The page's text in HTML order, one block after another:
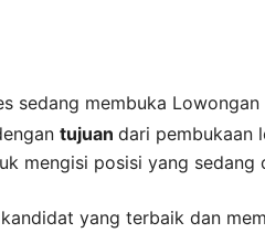
sedang membuka
tujuan dari pembukaan
mengisi posisi yang sedang
yang terbaik dan